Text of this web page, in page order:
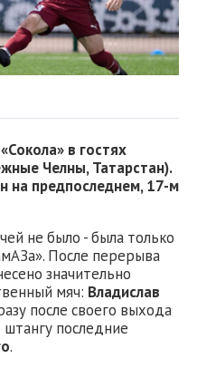
в гостях
Челны, Татарстан).
на предпоследнем, 17-м
не было - была только
После перерыва
значительно
мяч: Владислав
после своего выхода
последние
.